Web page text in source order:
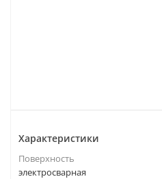
Характеристики
Поверхность
электросварная